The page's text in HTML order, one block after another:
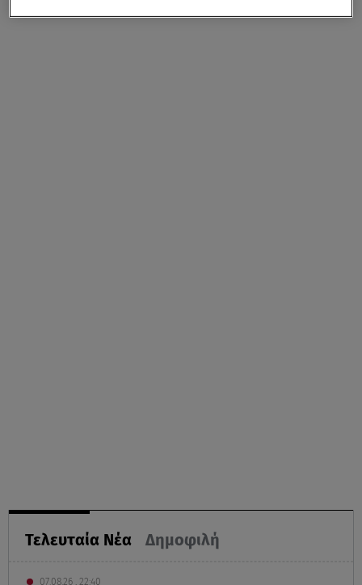
Τελευταία Νέα Δημοφιλή
07.08.26 , 22:40